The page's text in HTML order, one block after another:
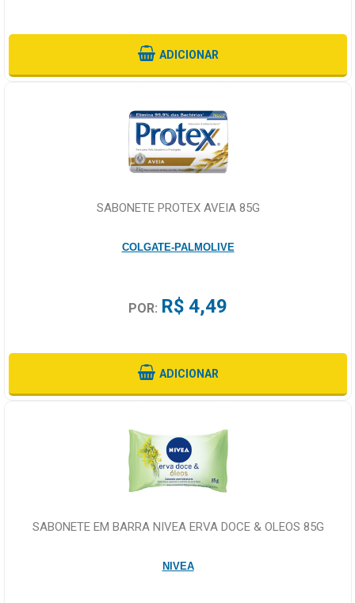
ADICIONAR
SABONETE PROTEX AVEIA 85G
COLGATE-PALMOLIVE
POR: R$ 4,49
ADICIONAR
SABONETE EM BARRA NIVEA ERVA DOCE & OLEOS 85G
NIVEA